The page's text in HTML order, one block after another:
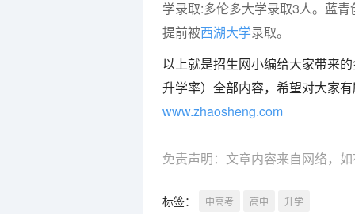
学录取:多伦多大学录取3人。蓝
提前被西湖大学录取。
以上就是招生网小编给大家带来
升学率）全部内容，希望对大家
www.zhaosheng.com
免责声明：文章内容来自网络，
标签： 中高考 高中 升学